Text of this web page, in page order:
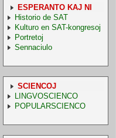
ESPERANTO KAJ NI
Historio de SAT
Kulturo en SAT-kongresoj
Portretoj
Sennaciulo
SCIENCOJ
LINGVOSCIENCO
POPULARSCIENCO